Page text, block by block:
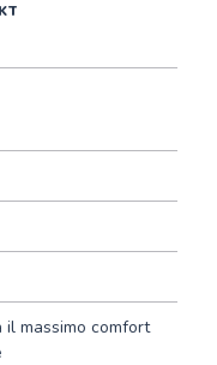
KT
massimo comfort